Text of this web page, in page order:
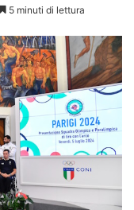
5 minuti di lettura